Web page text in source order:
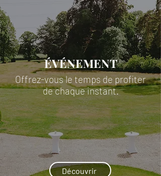
ÉVÉNEMENT
Offrez-vous le temps de profiter
de chaque instant.
Découvrir